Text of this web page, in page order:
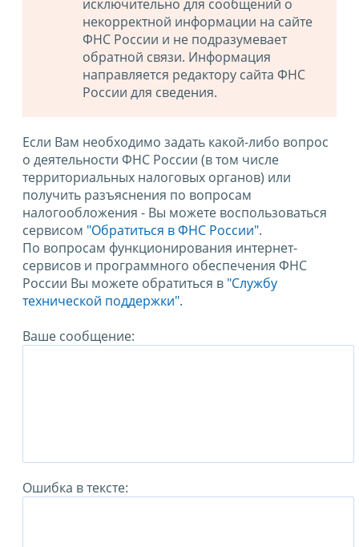
исключительно для сообщений о
некорректной информации на сайте
ФНС России и не подразумевает
обратной связи. Информация
направляется редактору сайта ФНС
России для сведения.
Если Вам необходимо задать какой-либо вопрос
о деятельности ФНС России (в том числе
территориальных налоговых органов) или
получить разъяснения по вопросам
налогообложения - Вы можете воспользоваться
сервисом "Обратиться в ФНС России".
По вопросам функционирования интернет-
сервисов и программного обеспечения ФНС
России Вы можете обратиться в "Службу
технической поддержки".
Ваше сообщение:
Ошибка в тексте: